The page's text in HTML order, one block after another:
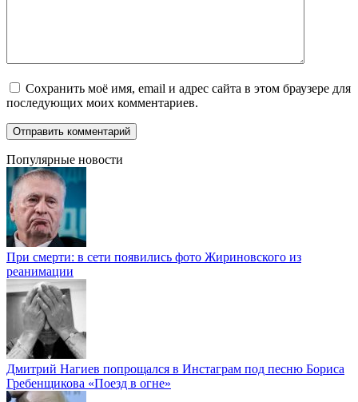
Сохранить моё имя, email и адрес сайта в этом браузере для
последующих моих комментариев.
Популярные новости
При смерти: в сети появились фото Жириновского из
реанимации
Дмитрий Нагиев попрощался в Инстаграм под песню Бориса
Гребенщикова «Поезд в огне»